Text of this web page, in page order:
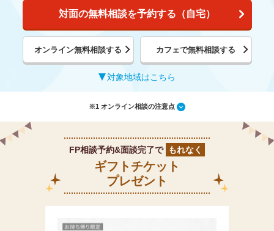
対面の無料相談を予約する（自宅）
オンライン無料相談する カフェで無料相談する
対象地域はこちら
※1 オンライン相談の注意点
FP相談予約&面談完了で もれなく
ギフトチケット
プレゼント